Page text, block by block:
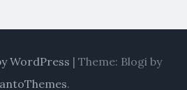
WordPress | Theme: Blogi by
.